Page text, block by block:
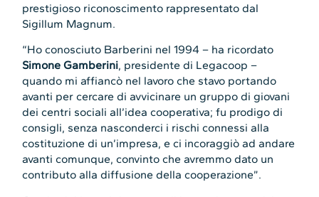
prestigioso riconoscimento rappresentato dal
Sigillum Magnum.
“Ho conosciuto Barberini nel 1994 – ha ricordato
Simone Gamberini, presidente di Legacoop –
quando mi affiancò nel lavoro che stavo portando
avanti per cercare di avvicinare un gruppo di giovani
dei centri sociali all’idea cooperativa; fu prodigo di
consigli, senza nasconderci i rischi connessi alla
costituzione di un’impresa, e ci incoraggiò ad andare
avanti comunque, convinto che avremmo dato un
contributo alla diffusione della cooperazione”.